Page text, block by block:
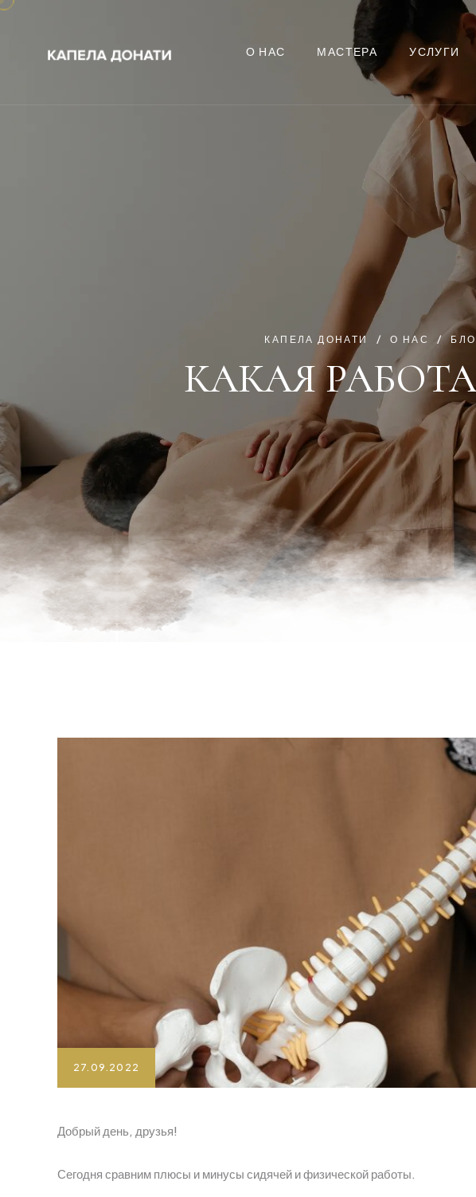
О НАС МАСТЕРА УСЛУГИ
КАПЕЛА ДОНАТИ О НАС
КАКАЯ
27.09.2022
Добрый день, друзья!
Сегодня сравним плюсы и минусы сидячей и физической работы.